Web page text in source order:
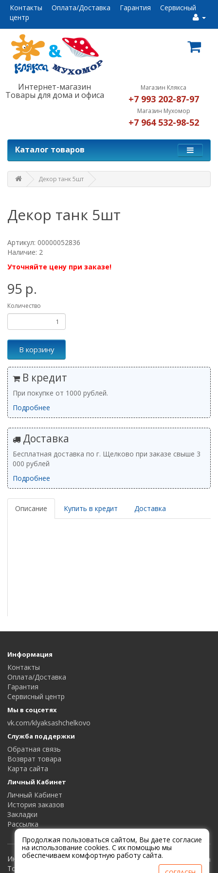
Контакты Оплата/Доставка Гарантия
Сервисный
центр
Интернет-магазин
Товары для дома и офиса
Магазин Клякса
+7 993 202-87-97
Магазин Мухомор
+7 964 532-98-52
Каталог товаров
Декор танк 5шт
Декор танк 5шт
Артикул: 00000052836
Наличие: 2
Уточняйте цену при заказе!
95 р.
Количество
В корзину
В кредит
При покупке от 1000 рублей.
Подробнее
Доставка
Бесплатная доставка по г. Щелково при заказе свыше 3
000 рублей
Подробнее
Описание Купить в кредит Доставка
Информация
Контакты
Оплата/Доставка
Гарантия
Сервисный центр
Мы в соцсетях
vk.com/klyaksashchelkovo
Служба поддержки
Обратная связь
Возврат товара
Карта сайта
Личный Кабинет
Личный Кабинет
История заказов
Закладки
Рассылка
Интернет-магазин Клякса и Мухомор |
Товары для дома и офиса
Продолжая пользоваться сайтом, Вы даете согласие
на использование cookies. С их помощью мы
обеспечиваем комфортную работу сайта.